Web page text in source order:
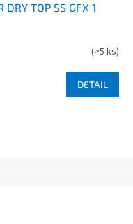
TOP SS GFX 1
(>5 ks)
DETAIL